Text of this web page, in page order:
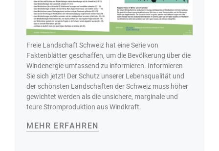
Freie Landschaft Schweiz hat eine Serie von
Faktenblätter geschaffen, um die Bevölkerung über die
Windenergie umfassend zu informieren. Informieren
Sie sich jetzt! Der Schutz unserer Lebensqualität und
der schönsten Landschaften der Schweiz muss höher
gewichtet werden als die unsichere, marginale und
teure Stromproduktion aus Windkraft.
MEHR ERFAHREN